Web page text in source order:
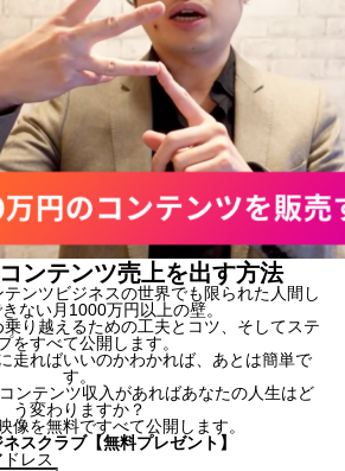
ンテンツ売上を出す方法
ンツビジネスの世界でも限られた人間し
ない月1000万円以上の壁。
り越えるための工夫とコツ、そしてステ
をすべて公開します。
走ればいいのかわかれば、あとは簡単で
す。
ンテンツ収入があればあなたの人生はど
う変わりますか？
像を無料ですべて公開します。
スクラブ【無料プレゼント】
レス